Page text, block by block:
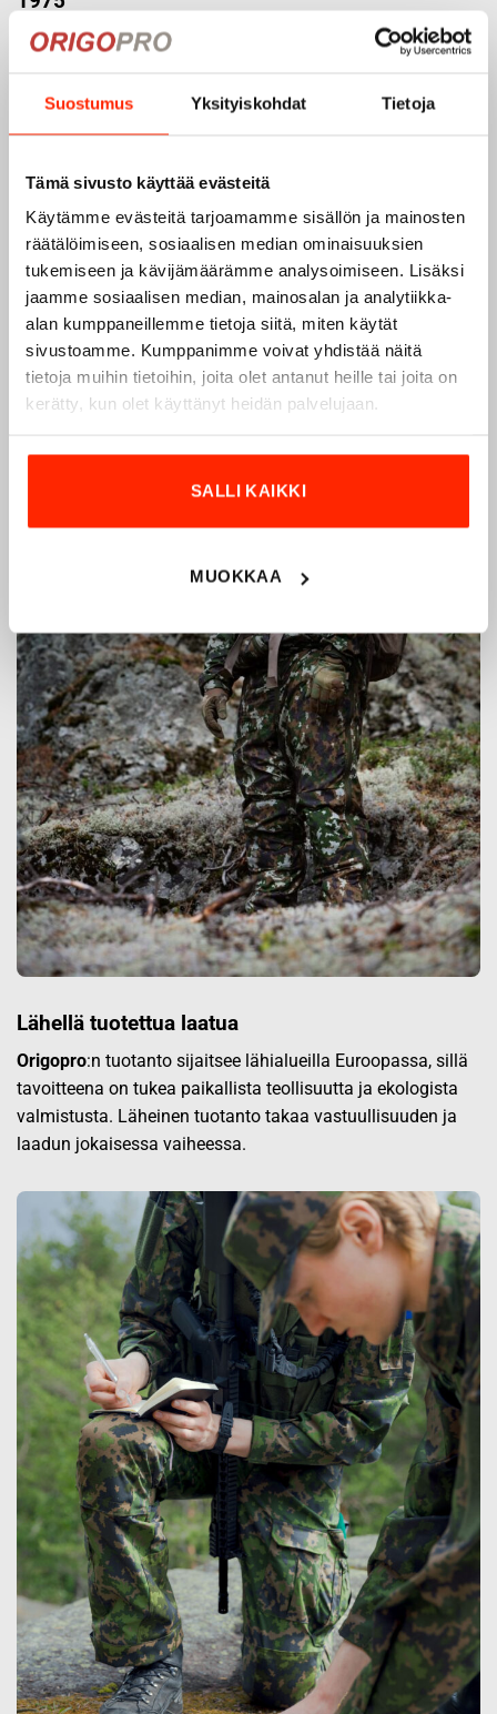
Suostumus Yksityiskohdat Tietoja
Tämä sivusto käyttää evästeitä
Käytämme evästeitä tarjoamamme sisällön ja mainosten
räätälöimiseen, sosiaalisen median ominaisuuksien
tukemiseen ja kävijämäärämme analysoimiseen. Lisäksi
jaamme sosiaalisen median, mainosalan ja analytiikka-
alan kumppaneillemme tietoja siitä, miten käytät
sivustoamme. Kumppanimme voivat yhdistää näitä
tietoja muihin tietoihin, joita olet antanut heille tai joita on
kerätty, kun olet käyttänyt heidän palvelujaan.
SALLI KAIKKI
MUOKKAA
Origoproon suomalainen turvallisuus- ja
vuodesta 1975.
Origoprovalmistaa laadukkaita vaatteita,
Origopro:n tuotteet on suunniteltu yhteistyössä käyttäjien
ja erikoisammattilaisten kanssa, joiden kokemus inspiroi
innovoimaan entistä parempia ratkaisuja.
Lähellä tuotettua laatua
Origopro:n tuotanto sijaitsee lähialueilla Euroopassa, sillä
tavoitteena on tukea paikallista teollisuutta ja ekologista
valmistusta. Läheinen tuotanto takaa vastuullisuuden ja
laadun jokaisessa vaiheessa.